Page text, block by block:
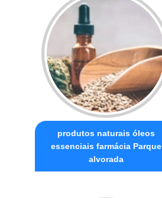
produtos naturais óleos
essenciais farmácia Parque
alvorada